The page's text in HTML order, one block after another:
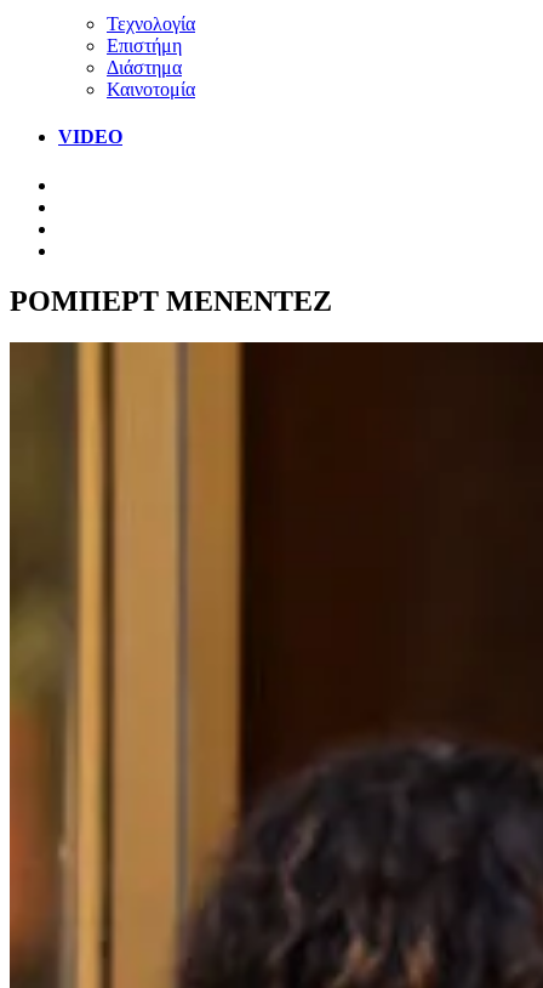
Τεχνολογία
Επιστήμη
Διάστημα
Καινοτομία
VIDEO
ΡΟΜΠΕΡΤ ΜΕΝΕΝΤΕΖ